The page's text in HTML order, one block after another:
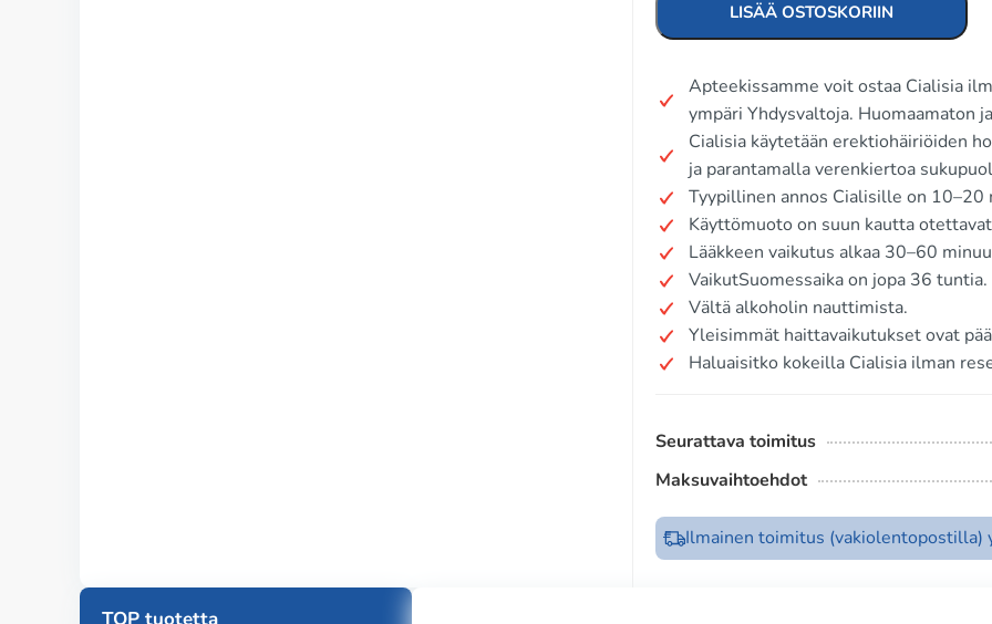
LISÄÄ OSTOSKORIIN
Apteekissamme voit ostaa Cialisia
ympäri Yhdysvaltoja. Huomaamaton
Cialisia käytetään erektiohäiriöiden
ja parantamalla verenkiertoa
Tyypillinen annos Cialisille on 10–20
Käyttömuoto on suun kautta
Lääkkeen vaikutus alkaa 30–60
VaikutSuomessaika on jopa 36 tuntia.
Vältä alkoholin nauttimista.
Yleisimmät haittavaikutukset ovat
Haluaisitko kokeilla Cialisia ilman
Seurattava toimitus
Maksuvaihtoehdot
Ilmainen toimitus (vakiolentopostilla)